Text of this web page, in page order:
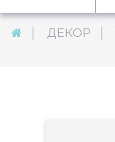
ДЕКОР